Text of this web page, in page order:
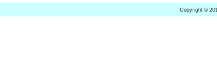
Copyright ©